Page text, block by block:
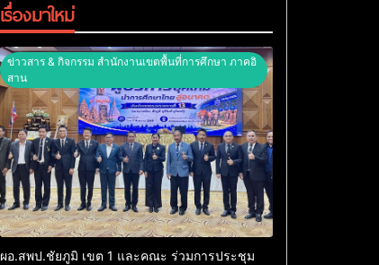
เรื่องมาใหม่
ข่าวสาร & กิจกรรม สำนักงานเขตพื้นที่การศึกษา ภาคอิ
สาน
ผอ.สพป.ชัยภูมิ เขต 1 และคณะ ร่วมการประชุม